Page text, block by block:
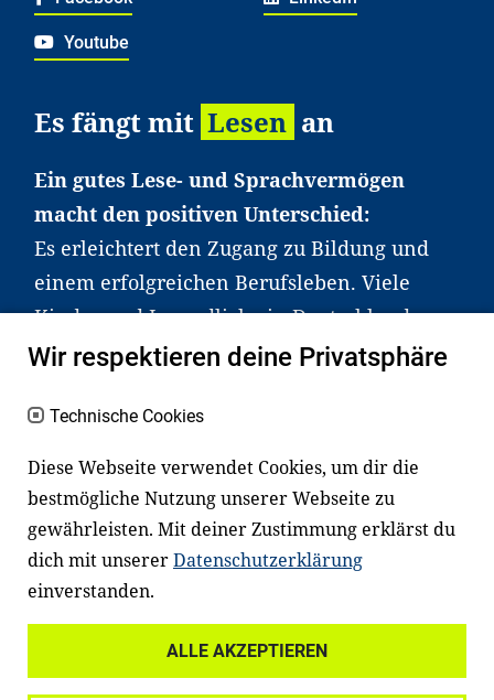
Youtube
Es fängt mit Lesen an
Ein gutes Lese- und Sprachvermögen
macht den positiven Unterschied:
Es erleichtert den Zugang zu Bildung und
einem erfolgreichen Berufsleben. Viele
Kinder und Jugendliche in Deutschland
haben aber große Schwierigkeiten dabei.
an Familien sowie an Erzieher*innen,
Lehrer*innen und andere
Fachexpert*innen. Dafür arbeiten wir eng
mit Ministerien, wissenschaftlichen
Einrichtungen, Verbänden, Unternehmen
und anderen Stiftungen zusammen.
Wir respektieren deine Privatsphäre
Technische Cookies
Diese Webseite verwendet Cookies, um dir die
bestmögliche Nutzung unserer Webseite zu
gewährleisten. Mit deiner Zustimmung erklärst du
dich mit unsererDatenschutzerklärung
einverstanden.
ALLE AKZEPTIEREN